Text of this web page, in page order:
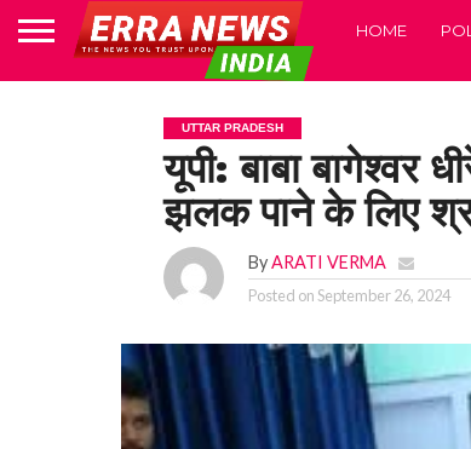
HOME
UTTAR PRADESH
यूपी: बाबा बागेश्वर
झलक पाने के लिए
ByARATI VERMA
Posted onSeptember 26, 2024